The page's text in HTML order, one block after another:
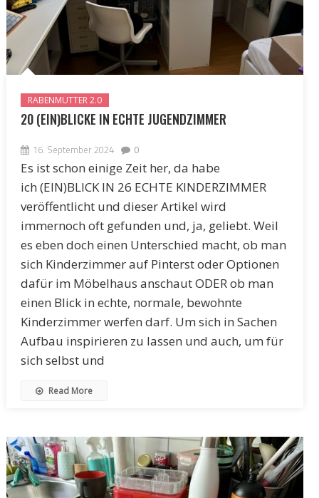
RABENMUTTER 2.0
20 (EIN)BLICKE IN ECHTE JUGENDZIMMER
16. September 2024 0
Es ist schon einige Zeit her, da habe
ich (EIN)BLICK IN 26 ECHTE KINDERZIMMER
veröffentlicht und dieser Artikel wird
immernoch oft gefunden und, ja, geliebt. Weil
es eben doch einen Unterschied macht, ob man
sich Kinderzimmer auf Pinterst oder Optionen
dafür im Möbelhaus anschaut ODER ob man
einen Blick in echte, normale, bewohnte
Kinderzimmer werfen darf. Um sich in Sachen
Aufbau inspirieren zu lassen und auch, um für
sich selbst und
Read More